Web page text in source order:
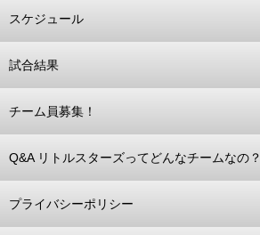
スケジュール
試合結果
チーム員募集！
Q&A リトルスターズってどんなチームなの？
プライバシーポリシー